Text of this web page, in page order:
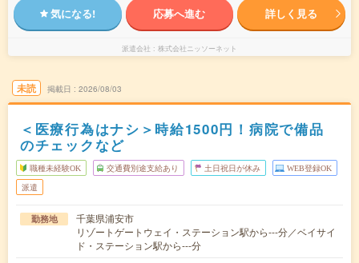
気になる! 応募へ進む 詳しく見る
派遣会社 株式会社ニッソーネット
未読 掲載日 2026/08/03
＜医療行為はナシ＞時給1500円！病院で備品
のチェックなど
職種未経験OK 交通費別途支給あり 土日祝日が休み WEB登録OK
派遣
勤務地
千葉県浦安市
リゾートゲートウェイ・ステーション駅から---分／ベイサイ
ド・ステーション駅から---分